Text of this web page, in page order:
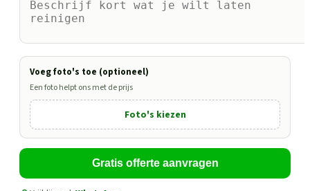
Voeg foto's toe (optioneel)
Een foto helpt ons met de prijs
Foto's kiezen
Gratis offerte aanvragen